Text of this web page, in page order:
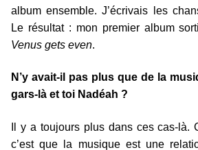
album ensemble. J’écrivais les
Le résultat : mon premier album
Venus gets even.
N’y avait-il pas plus que de la
gars-là et toi Nadéah ?
Il y a toujours plus dans ces cas-là.
c’est que la musique est une